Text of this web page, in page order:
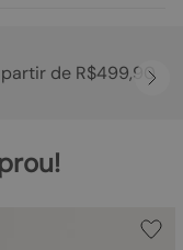
de R$499,90